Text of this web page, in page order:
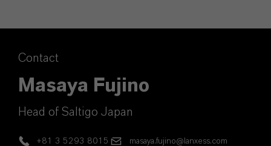
Contact
Masaya Fujino
Head of Saltigo Japan
+81 3 5293 8015 masaya.fujino@lanxess.com